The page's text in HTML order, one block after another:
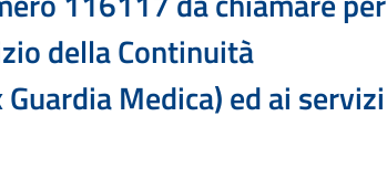
della Continuità
Medica) ed ai servizi